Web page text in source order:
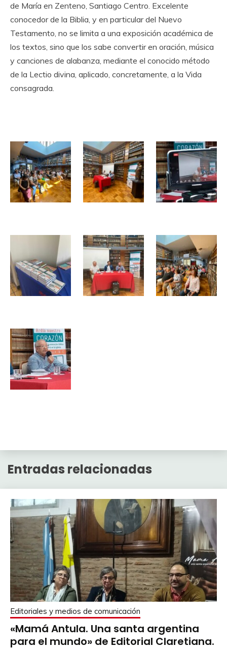
de María en Zenteno, Santiago Centro. Excelente
conocedor de la Biblia, y en particular del Nuevo
Testamento, no se limita a una exposición académica de
los textos, sino que los sabe convertir en oración, música
y canciones de alabanza, mediante el conocido método
de la Lectio divina, aplicado, concretamente, a la Vida
consagrada.
Entradas relacionadas
Editoriales y medios de comunicación
«Mamá Antula. Una santa argentina
para el mundo» de Editorial Claretiana.